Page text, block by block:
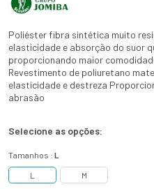
Poliéster fibra sintética muito
elasticidade e absorção do suor
proporcionando maior
Revestimento de poliuretano
elasticidade e destreza
abrasão
Selecione as opções:
Tamanhos : L
L M